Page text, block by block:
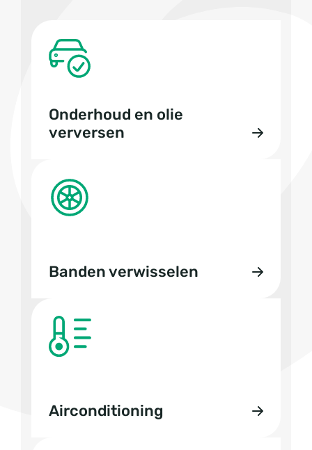
Onderhoud en olie
verversen
Banden verwisselen
Airconditioning